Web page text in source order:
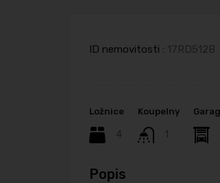
ID nemovitosti : 17RD512B
Ložnice
4
Koupelny
Popis